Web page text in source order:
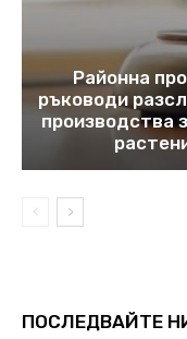
Районна
ръководи
производства
ПОСЛЕДВАЙТЕ